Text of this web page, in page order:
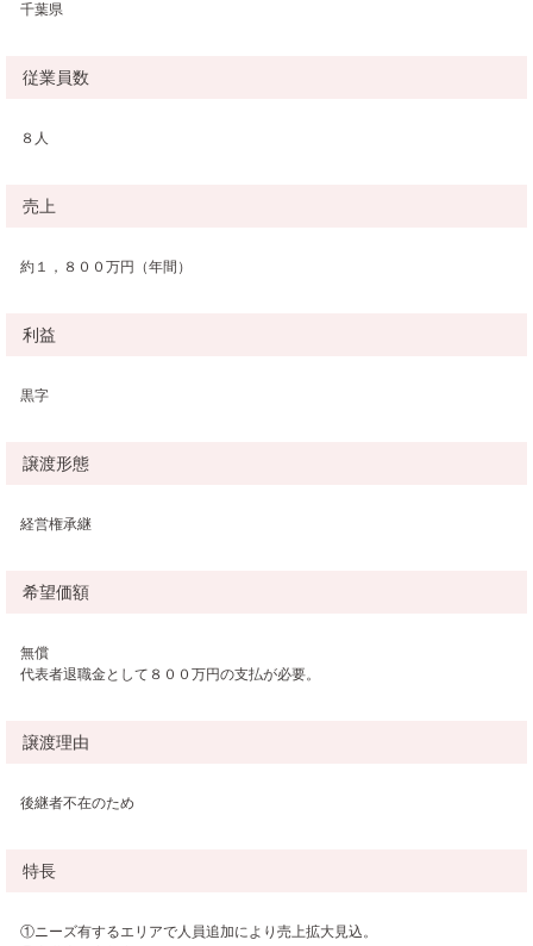
千葉県
従業員数
８人
売上
約１，８００万円（年間）
利益
黒字
譲渡形態
経営権承継
希望価額
無償
代表者退職金として８００万円の支払が必要。
譲渡理由
後継者不在のため
特長
①ニーズ有するエリアで人員追加により売上拡大見込。